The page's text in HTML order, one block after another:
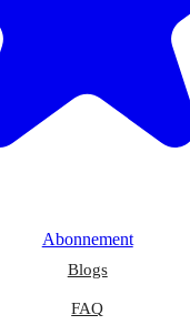
Abonnement
Blogs
FAQ